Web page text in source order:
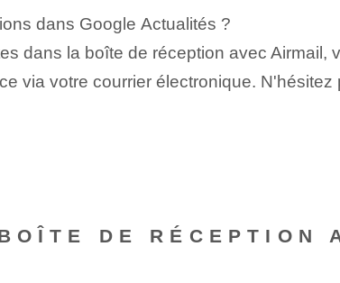
dans Google Actualités ?
dans la boîte de réception avec Airmail,
via votre courrier électronique.
DE RÉCEPTION